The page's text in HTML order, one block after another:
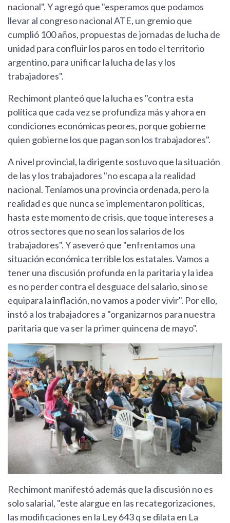
nacional". Y agregó que "esperamos que podamos
llevar al congreso nacional ATE, un gremio que
cumplió 100 años, propuestas de jornadas de lucha de
unidad para confluir los paros en todo el territorio
argentino, para unificar la lucha de las y los
trabajadores".
Rechimont planteó que la lucha es "contra esta
política que cada vez se profundiza más y ahora en
condiciones económicas peores, porque gobierne
quien gobierne los que pagan son los trabajadores".
A nivel provincial, la dirigente sostuvo que la situación
de las y los trabajadores "no escapa a la realidad
nacional. Teníamos una provincia ordenada, pero la
realidad es que nunca se implementaron políticas,
hasta este momento de crisis, que toque intereses a
otros sectores que no sean los salarios de los
trabajadores". Y aseveró que "enfrentamos una
situación económica terrible los estatales. Vamos a
tener una discusión profunda en la paritaria y la idea
es no perder contra el desguace del salario, sino se
equipara la inflación, no vamos a poder vivir". Por ello,
instó a los trabajadores a "organizarnos para nuestra
paritaria que va ser la primer quincena de mayo".
Rechimont manifestó además que la discusión no es
solo salarial, "este alargue en las recategorizaciones,
las modificaciones en la Ley 643 q se dilata en La